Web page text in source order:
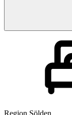
Region Sölden